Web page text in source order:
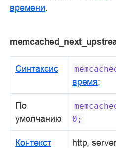
времени.
Синтаксис
время;
По
умолчанию
0;
Контекст http,